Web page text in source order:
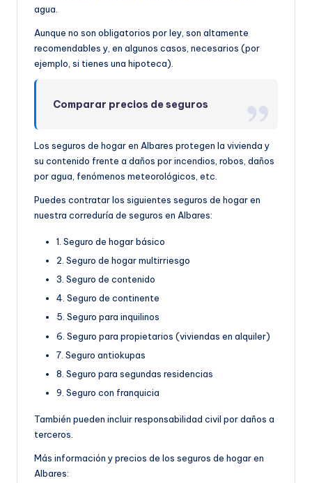
agua.
Aunque no son obligatorios por ley, son altamente
recomendables y, en algunos casos, necesarios (por
ejemplo, si tienes una hipoteca).
Comparar precios de seguros
Los seguros de hogar en Albares protegen la vivienda y
su contenido frente a daños por incendios, robos, daños
por agua, fenómenos meteorológicos, etc.
Puedes contratar los siguientes seguros de hogar en
nuestra correduría de seguros en Albares:
1. Seguro de hogar básico
2. Seguro de hogar multirriesgo
3. Seguro de contenido
4. Seguro de continente
5. Seguro para inquilinos
6. Seguro para propietarios (viviendas en alquiler)
7. Seguro antiokupas
8. Seguro para segundas residencias
9. Seguro con franquicia
También pueden incluir responsabilidad civil por daños a
terceros.
Más información y precios de los seguros de hogar en
Albares: